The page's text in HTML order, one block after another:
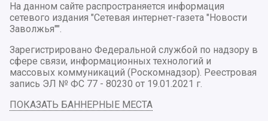
На данном сайте распространяется информация
сетевого издания "Сетевая интернет-газета "Новости
Заволжья"".
Зарегистрировано Федеральной службой по надзору в
сфере связи, информационных технологий и
массовых коммуникаций (Роскомнадзор). Реестровая
запись ЭЛ № ФС 77 - 80230 от 19.01.2021 г.
ПОКАЗАТЬ БАННЕРНЫЕ МЕСТА